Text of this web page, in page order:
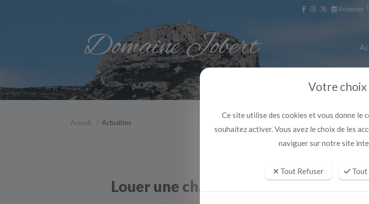
Réserver
Accueil Actualites
Louer une chambre calanque duo
Votre choix
Ce site utilise des cookies et vous donne le
souhaitez activer. Vous avez le choix de les
naviguer sur notre site
Tout Refuser